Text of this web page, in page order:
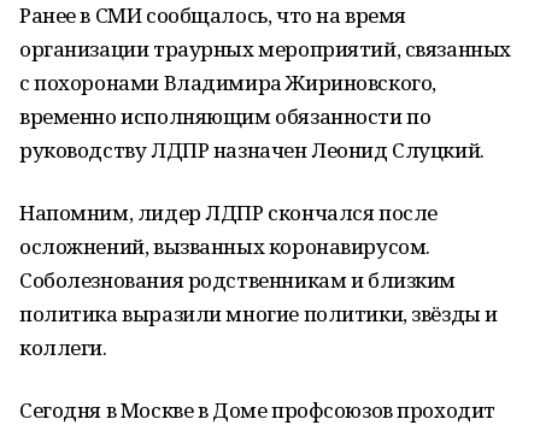
Ранее в СМИ сообщалось, что на время
организации траурных мероприятий, связанных
с похоронами Владимира Жириновского,
временно исполняющим обязанности по
руководству ЛДПР назначен Леонид Слуцкий.
Напомним, лидер ЛДПР скончался после
осложнений, вызванных коронавирусом.
Соболезнования родственникам и близким
политика выразили многие политики, звёзды и
коллеги.
Сегодня в Москве в Доме профсоюзов проходит